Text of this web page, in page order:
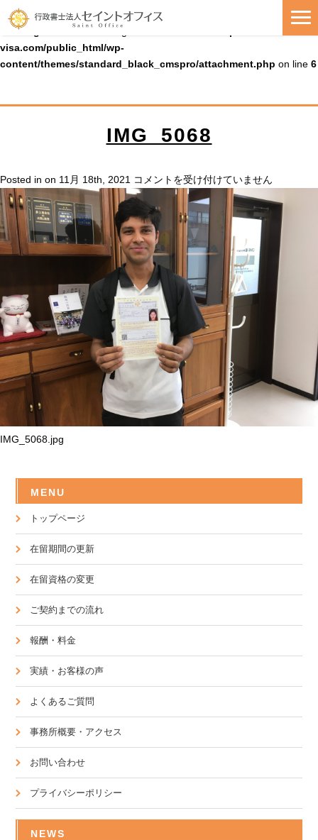
Warning : Uninitialized string offset 0 in
visa.com/public_html/wp-
content/themes/standard_black_cmspro/attachment.php on line 6
IMG_5068
Posted in on 11月 18th, 2021 IMG_5068
は
コメントを受け付けていません
IMG_5068.jpg
MENU
トップページ
在留期間の更新
在留資格の変更
ご契約までの流れ
報酬・料金
実績・お客様の声
よくあるご質問
事務所概要・アクセス
お問い合わせ
プライバシーポリシー
NEWS